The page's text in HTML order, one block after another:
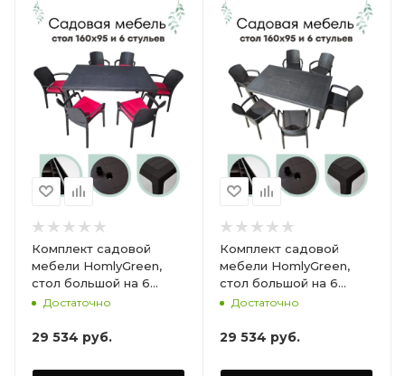
Комплект садовой
мебели HomlyGreen,
стол большой на 6
персон 153х79х70, 6
бордовыми подушками
Достаточно
29 534 руб.
Комплект садовой
мебели HomlyGreen,
стол большой на 6
персон 153х79х70, 6
коричневыми
Достаточно
29 534 руб.